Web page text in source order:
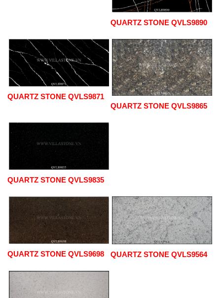
QUARTZ STONE QVLS9890
QUARTZ STONE QVLS9871
QUARTZ STONE QVLS9865
QUARTZ STONE QVLS9835
QUARTZ STONE QVLS9698 QUARTZ STONE QVLS9564